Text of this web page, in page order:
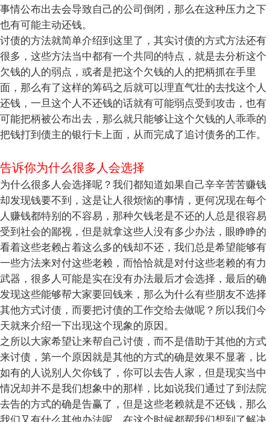
事情公布出去会导致自己的公司倒闭，那么在这种压力之下
也有可能主动还钱。
讨债的方法就简单介绍到这里了，其实讨债的方式方法还有
很多，这些方法当中都有一个共同的特点，就是去分析这个
欠钱的人的弱点，或者是把这个欠钱的人的把柄抓在手里
面，那么有了这样的筹码之后就可以理直气壮的去找这个人
还钱，一旦这个人不还钱的话就有可能弱点受到攻击，也有
可能把柄被公布出去，那么就只能够让这个欠钱的人乖乖的
把钱打到债主的银行卡上面，从而完成了追讨债务的工作。
告诉你为什么很多人会选择
为什么很多人会选择呢？我们都知道如果自己辛辛苦苦赚钱
却发现钱要不到，这是让人很烦恼的事情，更何况现在每个
人赚钱都特别的不容易，那种欠钱老是不还的人总是很容易
受到社会的鄙视，但是就拿这些人没有多少办法，眼睁睁的
看着这些老赖占着这么多的钱却不还，我们总是希望能够有
一些方法来对付这些老赖，而恰恰就是对付这些老赖的有力
武器，很多人可能是实在没有办法最后才会选择，最后的确
发现这些能够帮大家要回钱来，那么为什么有些朋友不选择
其他方式讨债，而要把讨债的工作交给去做呢？所以我们今
天就来介绍一下出现这个现象的原因。
之所以大家希望让来帮自己讨债，而不是借助于其他的方式
来讨债，第一个原因就是其他的方式的确是效果不显著，比
如有的人说别人欠你钱了，你可以去告人家，但是现实当中
情况却并不是我们想象中的那样，比如说我们通过了到法院
去告的方式的确是告赢了，但是这些老赖就是不还钱，那么
我们又有什么其他办法呢，在这个时候都帮我们想到了解决